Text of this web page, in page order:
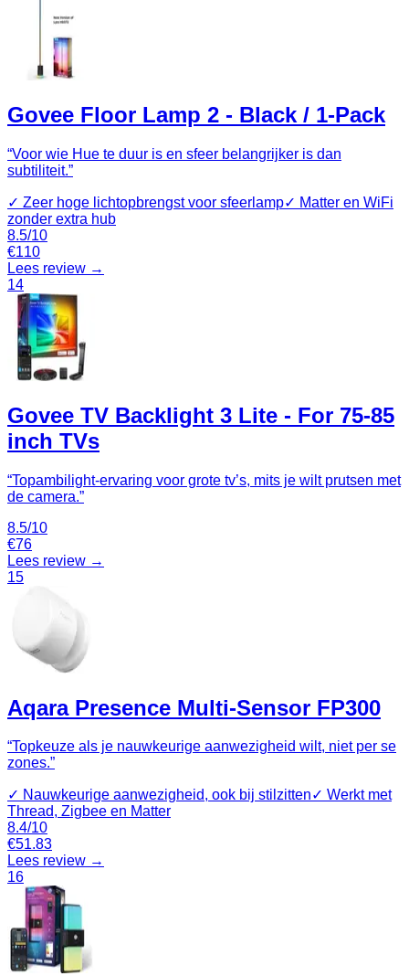
Govee Floor Lamp 2 - Black / 1-Pack
“Voor wie Hue te duur is en sfeer belangrijker is dan
subtiliteit.”
✓ Zeer hoge lichtopbrengst voor sfeerlamp✓ Matter en WiFi
zonder extra hub
8.5/10
€110
Lees review →
14
Govee TV Backlight 3 Lite - For 75-85
inch TVs
“Topambilight-ervaring voor grote tv’s, mits je wilt prutsen met
de camera.”
8.5/10
€76
Lees review →
15
Aqara Presence Multi-Sensor FP300
“Topkeuze als je nauwkeurige aanwezigheid wilt, niet per se
zones.”
✓ Nauwkeurige aanwezigheid, ook bij stilzitten✓ Werkt met
Thread, Zigbee en Matter
8.4/10
€51.83
Lees review →
16